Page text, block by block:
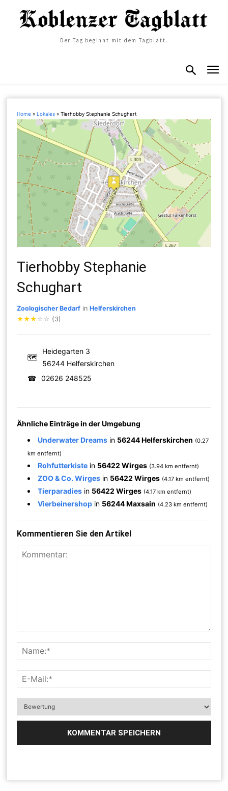
Der Tag beginnt mit dem Tagblatt.
Home »Lokales »Tierhobby Stephanie Schughart
Tierhobby Stephanie
Schughart
Zoologischer Bedarf inHelferskirchen
★★★ ☆ ☆ (3)
🗺
Heidegarten 3
56244 Helferskirchen
☎
02626 248525
Ähnliche Einträge in der Umgebung
Underwater Dreams in 56244 Helferskirchen (0.27
km entfernt)
Rohfutterkiste in 56422 Wirges (3.94 km entfernt)
ZOO & Co. Wirges in 56422 Wirges (4.17 km entfernt)
Tierparadies in 56422 Wirges (4.17 km entfernt)
Vierbeinershop in 56244 Maxsain (4.23 km entfernt)
Kommentieren Sie den Artikel